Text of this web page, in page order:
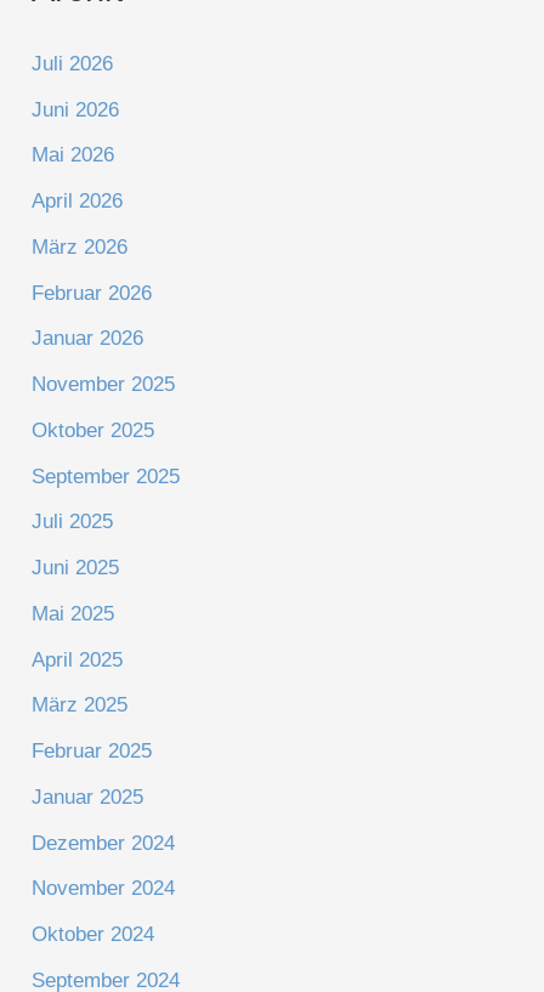
Juli 2026
Juni 2026
Mai 2026
April 2026
März 2026
Februar 2026
Januar 2026
November 2025
Oktober 2025
September 2025
Juli 2025
Juni 2025
Mai 2025
April 2025
März 2025
Februar 2025
Januar 2025
Dezember 2024
November 2024
Oktober 2024
September 2024